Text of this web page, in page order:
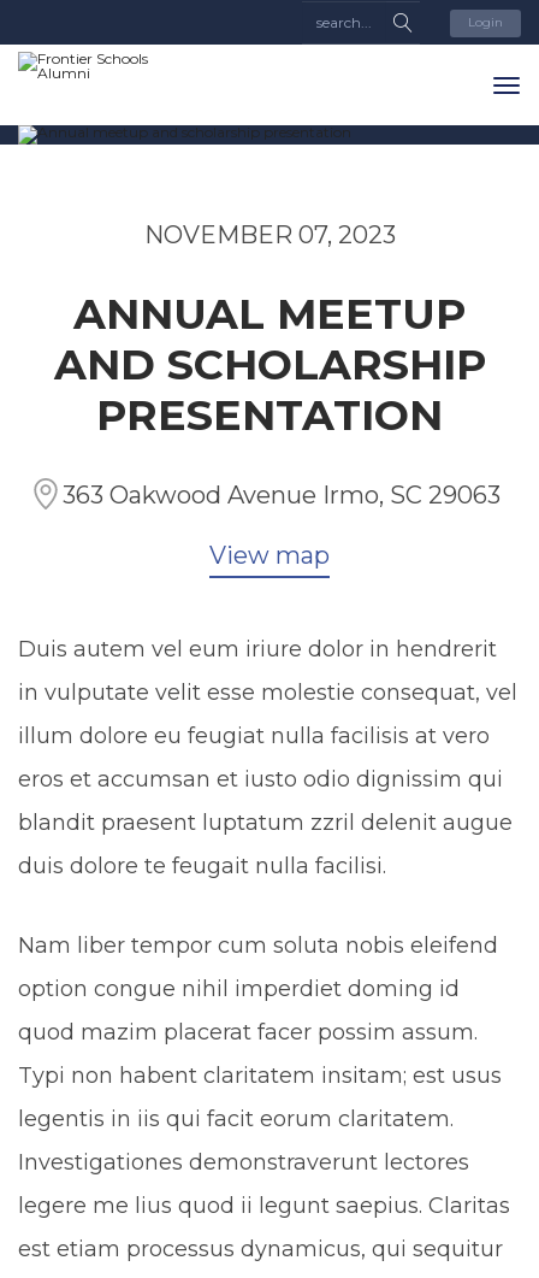
Login
NOVEMBER 07, 2023
ANNUAL MEETUP
AND SCHOLARSHIP
PRESENTATION
363 Oakwood Avenue Irmo, SC 29063
View map
Duis autem vel eum iriure dolor in hendrerit
in vulputate velit esse molestie consequat, vel
illum dolore eu feugiat nulla facilisis at vero
eros et accumsan et iusto odio dignissim qui
blandit praesent luptatum zzril delenit augue
duis dolore te feugait nulla facilisi.
Nam liber tempor cum soluta nobis eleifend
option congue nihil imperdiet doming id
quod mazim placerat facer possim assum.
Typi non habent claritatem insitam; est usus
legentis in iis qui facit eorum claritatem.
Investigationes demonstraverunt lectores
legere me lius quod ii legunt saepius. Claritas
est etiam processus dynamicus, qui sequitur